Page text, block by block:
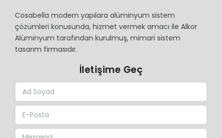
Cosabella modern yapılara alüminyum sistem
çözümleri konusunda, hizmet vermek amacı ile Alkor
Alüminyum tarafından kurulmuş, mimari sistem
tasarım firmasıdır.
İletişime Geç